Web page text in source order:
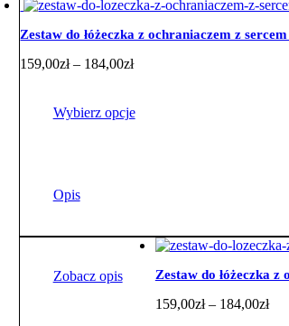
Zestaw do łóżeczka z ochraniaczem z
159,00zł – 184,00złZakres
159,00zł
Wybierz opcje
Opcje
wybrać
Opis
Zobacz opis Zestaw do łóżeczka
159,00zł – 184,00zł